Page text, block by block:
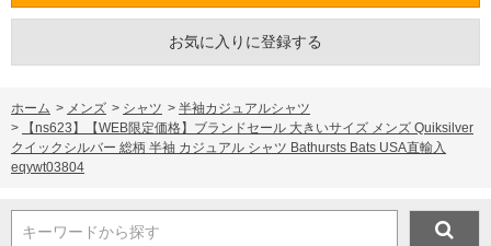
お気に入りに登録する
ホーム > メンズ > シャツ > 半袖カジュアルシャツ
>
【ns623】【WEB限定価格】ブランドセール 大きいサイズ メンズ Quiksilver
クイックシルバー 総柄 半袖 カジュアル シャツ Bathursts Bats USA直輸入
eqywt03804
キーワードから探す